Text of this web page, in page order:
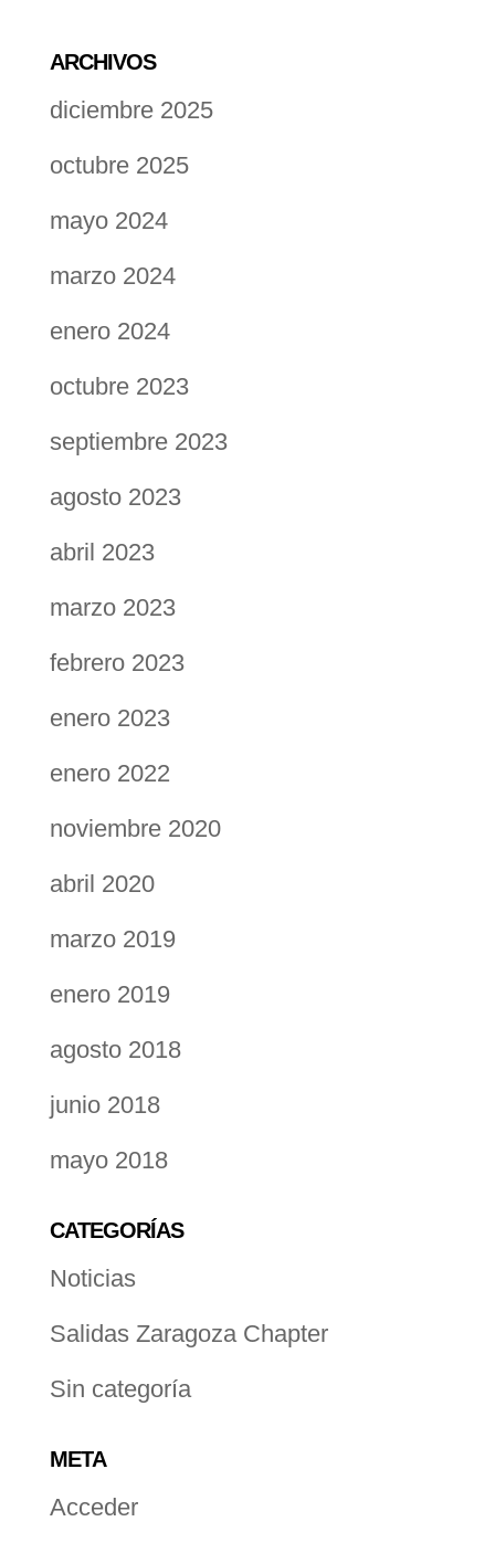
ARCHIVOS
diciembre 2025
octubre 2025
mayo 2024
marzo 2024
enero 2024
octubre 2023
septiembre 2023
agosto 2023
abril 2023
marzo 2023
febrero 2023
enero 2023
enero 2022
noviembre 2020
abril 2020
marzo 2019
enero 2019
agosto 2018
junio 2018
mayo 2018
CATEGORÍAS
Noticias
Salidas Zaragoza Chapter
Sin categoría
META
Acceder